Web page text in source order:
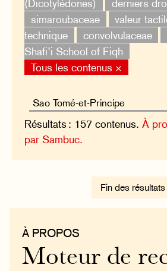
(Dicotylédones)
derniers
simaroubaceae
valeur
technique
convolvulaceae
Shafi’i School of Fiqh
Tous les contenus ×
Résultats : 157 contenus.À
par Sambuc.
Fin des résultats
À PROPOS
Moteur de